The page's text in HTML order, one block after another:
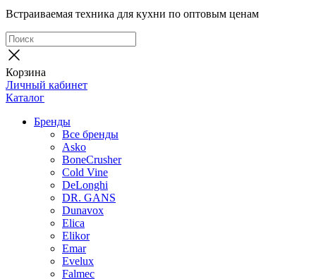
Встраиваемая техника для кухни по оптовым ценам
Корзина
Личный кабинет
Каталог
Бренды
Все бренды
Asko
BoneCrusher
Cold Vine
DeLonghi
DR. GANS
Dunavox
Elica
Elikor
Emar
Evelux
Falmec